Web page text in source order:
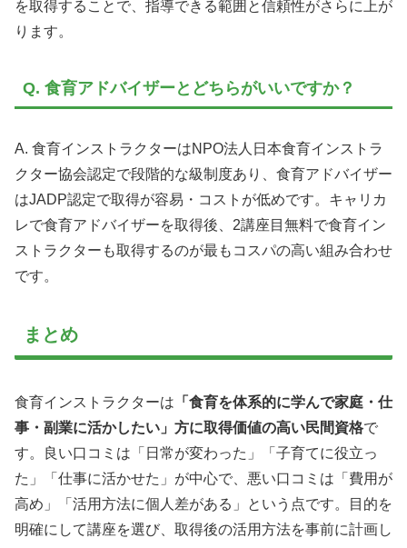
を取得することで、指導できる範囲と信頼性がさらに上が
ります。
Q. 食育アドバイザーとどちらがいいですか？
A. 食育インストラクターはNPO法人日本食育インストラ
クター協会認定で段階的な級制度あり、食育アドバイザー
はJADP認定で取得が容易・コストが低めです。キャリカ
レで食育アドバイザーを取得後、2講座目無料で食育イン
ストラクターも取得するのが最もコスパの高い組み合わせ
です。
まとめ
食育インストラクターは 「食育を体系的に学んで家庭・仕
事・副業に活かしたい」方に取得価値の高い民間資格で
す。良い口コミは「日常が変わった」「子育てに役立っ
た」「仕事に活かせた」が中心で、悪い口コミは「費用が
高め」「活用方法に個人差がある」という点です。目的を
明確にして講座を選び、取得後の活用方法を事前に計画し